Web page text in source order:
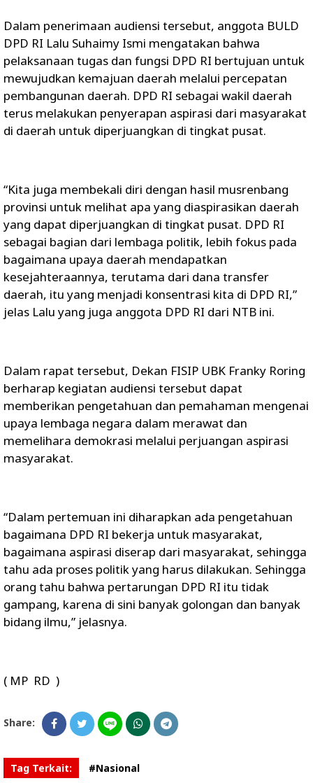
Dalam penerimaan audiensi tersebut, anggota BULD
DPD RI Lalu Suhaimy Ismi mengatakan bahwa
pelaksanaan tugas dan fungsi DPD RI bertujuan untuk
mewujudkan kemajuan daerah melalui percepatan
pembangunan daerah. DPD RI sebagai wakil daerah
terus melakukan penyerapan aspirasi dari masyarakat
di daerah untuk diperjuangkan di tingkat pusat.
“Kita juga membekali diri dengan hasil musrenbang
provinsi untuk melihat apa yang diaspirasikan daerah
yang dapat diperjuangkan di tingkat pusat. DPD RI
sebagai bagian dari lembaga politik, lebih fokus pada
bagaimana upaya daerah mendapatkan
kesejahteraannya, terutama dari dana transfer
daerah, itu yang menjadi konsentrasi kita di DPD RI,”
jelas Lalu yang juga anggota DPD RI dari NTB ini.
Dalam rapat tersebut, Dekan FISIP UBK Franky Roring
berharap kegiatan audiensi tersebut dapat
memberikan pengetahuan dan pemahaman mengenai
upaya lembaga negara dalam merawat dan
memelihara demokrasi melalui perjuangan aspirasi
masyarakat.
“Dalam pertemuan ini diharapkan ada pengetahuan
bagaimana DPD RI bekerja untuk masyarakat,
bagaimana aspirasi diserap dari masyarakat, sehingga
tahu ada proses politik yang harus dilakukan. Sehingga
orang tahu bahwa pertarungan DPD RI itu tidak
gampang, karena di sini banyak golongan dan banyak
bidang ilmu,” jelasnya.
( MP RD )
Share:
Tag Terkait: #Nasional